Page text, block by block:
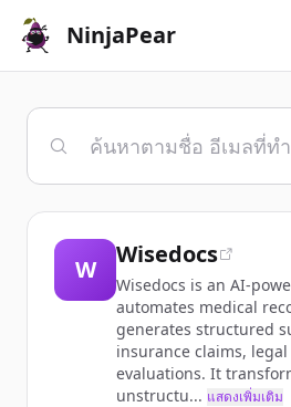
NinjaPear
W
Wisedocs
Wisedocs is an AI-
automates medical
generates structured
insurance claims,
evaluations. It
unstructu... แสดงเพิ่มเติม